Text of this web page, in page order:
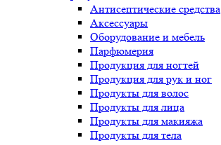
Антисептические средства
Аксессуары
Оборудование и мебель
Парфюмерия
Продукция для ногтей
Продукция для рук и ног
Продукты для волос
Продукты для лица
Продукты для макияжа
Продукты для тела